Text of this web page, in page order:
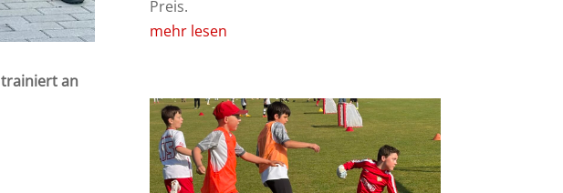
trainiert an
Preis.
mehr lesen